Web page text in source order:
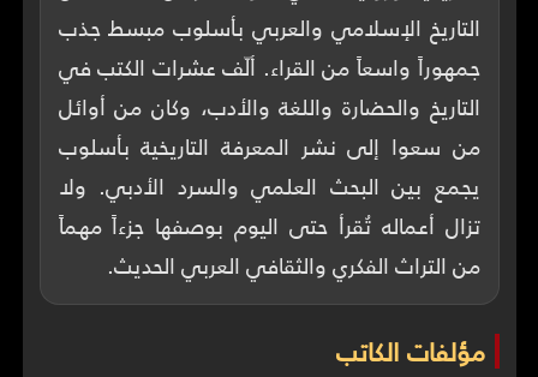
التاريخ الإسلامي والعربي بأسلوب مبسط جذب
جمهوراً واسعاً من القراء. ألّف عشرات الكتب في
التاريخ والحضارة واللغة والأدب، وكان من أوائل
من سعوا إلى نشر المعرفة التاريخية بأسلوب
يجمع بين البحث العلمي والسرد الأدبي. ولا
تزال أعماله تُقرأ حتى اليوم بوصفها جزءاً مهماً
من التراث الفكري والثقافي العربي الحديث.
مؤلفات الكاتب